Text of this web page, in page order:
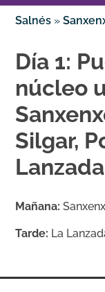
Salnés »
Día 1:
núcleo
Silgar,
Mañana:
Tarde: La